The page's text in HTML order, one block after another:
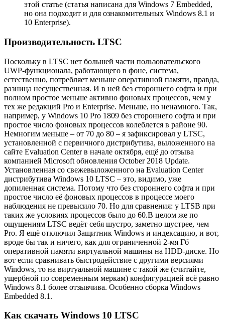
этой статье (статья написана для Windows 7 Embedded,
но она подходит и для ознакомительных Windows 8.1 и
10 Enterprise).
Производительность LTSC
Поскольку в LTSC нет большей части пользовательского
UWP-функционала, работающего в фоне, система,
естественно, потребляет меньше оперативной памяти, правда,
разница несущественная. И в ней без стороннего софта и при
полном простое меньше активно фоновых процессов, чем у
тех же редакций Pro и Enterprise. Меньше, но ненамного. Так,
например, у Windows 10 Pro 1809 без стороннего софта и при
простое число фоновых процессов колеблется в районе 90.
Немногим меньше – от 70 до 80 – я зафиксировал у LTSC,
установленной с первичного дистрибутива, выложенного на
сайте Evaluation Center в начале октября, ещё до отзыва
компанией Microsoft обновления October 2018 Update.
Установленная со свежевыложенного на Evaluation Center
дистрибутива Windows 10 LTSC – это, видимо, уже
допиленная система. Потому что без стороннего софта и при
простое число её фоновых процессов в процессе моего
наблюдения не превысило 70. Но для сравнения: у LTSB при
таких же условиях процессов было до 60.В целом же по
ощущениям LTSC ведёт себя шустро, заметно шустрее, чем
Pro. Я ещё отключил Защитник Windows и индексацию, и вот,
вроде бы так и ничего, как для ограниченной 2-мя Гб
оперативной памяти виртуальной машины на HDD-диске. Но
вот если сравнивать быстродействие с другими версиями
Windows, то на виртуальной машине с такой же (считайте,
ущербной по современным меркам) конфигурацией всё равно
Windows 8.1 более отзывчива. Особенно сборка Windows
Embedded 8.1.
Как скачать Windows 10 LTSC